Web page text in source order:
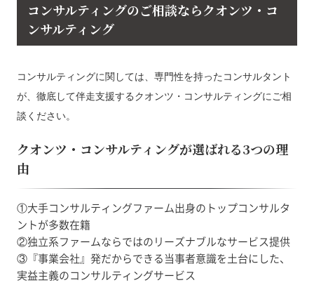
コンサルティングのご相談ならクオンツ・コ
ンサルティング
コンサルティングに関しては、専門性を持ったコンサルタント
が、徹底して伴走支援するクオンツ・コンサルティングにご相
談ください。
クオンツ・コンサルティングが選ばれる3つの理
由
①大手コンサルティングファーム出身のトップコンサルタ
ントが多数在籍
②独立系ファームならではのリーズナブルなサービス提供
③『事業会社』発だからできる当事者意識を土台にした、
実益主義のコンサルティングサービス